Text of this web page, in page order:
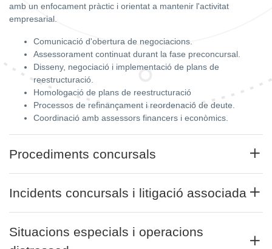
amb un enfocament pràctic i orientat a mantenir l'activitat
empresarial.
Comunicació d'obertura de negociacions.
Assessorament continuat durant la fase preconcursal.
Disseny, negociació i implementació de plans de
reestructuració.
Homologació de plans de reestructuració
Processos de refinançament i reordenació de deute.
Coordinació amb assessors financers i econòmics.
Procediments concursals
Incidents concursals i litigació associada
Situacions especials i operacions